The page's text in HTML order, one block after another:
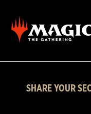
SHARE YOUR